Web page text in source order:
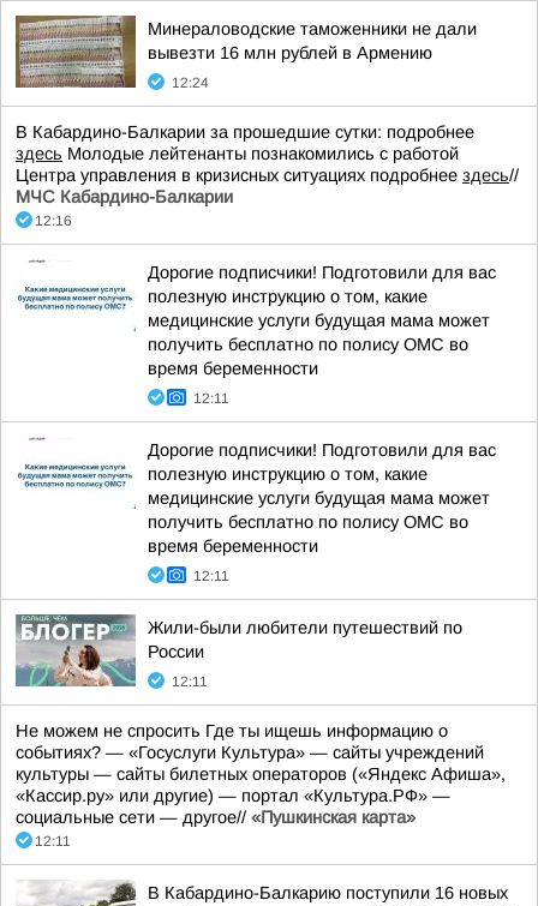
Минераловодские таможенники не дали
вывезти 16 млн рублей в Армению
12:24
В Кабардино-Балкарии за прошедшие сутки: подробнее
здесь Молодые лейтенанты познакомились с работой
Центра управления в кризисных ситуациях подробнее здесь//
МЧС Кабардино-Балкарии
12:16
Дорогие подписчики! Подготовили для вас
полезную инструкцию о том, какие
медицинские услуги будущая мама может
получить бесплатно по полису ОМС во
время беременности
12:11
Дорогие подписчики! Подготовили для вас
полезную инструкцию о том, какие
медицинские услуги будущая мама может
получить бесплатно по полису ОМС во
время беременности
12:11
Жили-были любители путешествий по
России
12:11
Не можем не спросить Где ты ищешь информацию о
событиях? — «Госуслуги Культура» — сайты учреждений
культуры — сайты билетных операторов («Яндекс Афиша»,
«Кассир.ру» или другие) — портал «Культура.РФ» —
социальные сети — другое// «Пушкинская карта»
12:11
В Кабардино-Балкарию поступили 16 новых